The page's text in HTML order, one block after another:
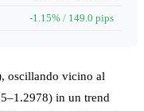
-1.15% / 149.0 pips
oscillando vicino al
in un trend